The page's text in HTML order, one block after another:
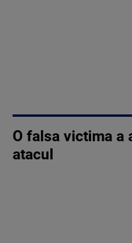
O falsa victima a
atacul